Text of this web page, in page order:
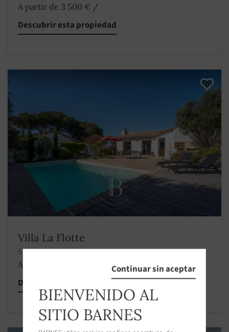
A partir de 3 500 € /
Descubrir esta propiedad
Villa La Flotte
5 habitaciones
A partir de 2 000 €
Descubrir esta propiedad
Continuar sin aceptar
BIENVENIDO AL
SITIO BARNES